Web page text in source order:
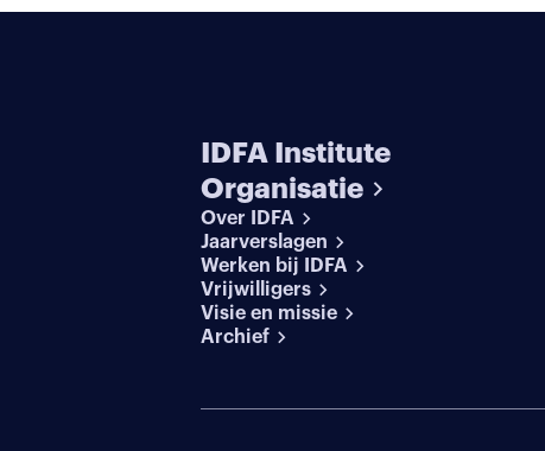
IDFA Institute
Organisatie
Over IDFA
Jaarverslagen
Werken bij IDFA
Vrijwilligers
Visie en missie
Archief